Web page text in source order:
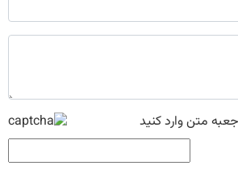
متن وارد کنید